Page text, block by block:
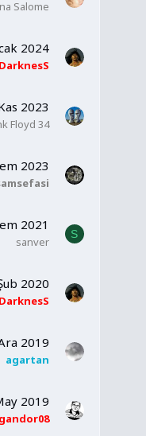
Salome
2024
2023
Floyd 34
2023
2021
sanver
S
2020
2019
agartan
2019
gandor08